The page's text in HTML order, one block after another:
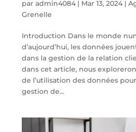
par admin4084| Mar 13, 2024|
Grenelle
Introduction Dans le monde
d’aujourd’hui, les données
dans la gestion de la relation
dans cet article, nous
de l’utilisation des données
gestion de...